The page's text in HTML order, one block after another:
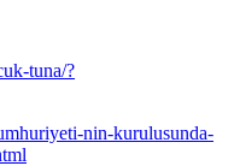
tuna/?
nin-kurulusunda-